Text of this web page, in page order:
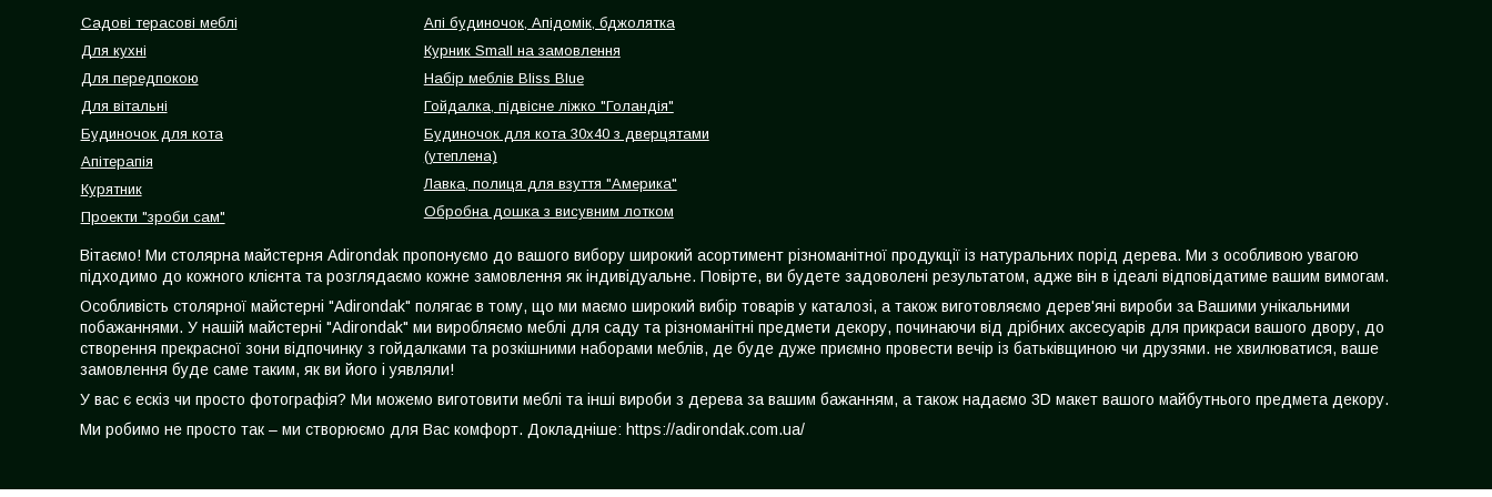
Садові терасові меблі
Для кухні
Для передпокою
Для вітальні
Будиночок для кота
Апітерапія
Курятник
Проекти "зроби сам"
Апі будиночок, Апідомік, бджолятка
Курник Small на замовлення
Набір меблів Bliss Blue
Гойдалка, підвісне ліжко "Голандія"
Будиночок для кота 30х40 з дверцятами
(утеплена)
Лавка, полиця для взуття "Америка"
Обробна дошка з висувним лотком
Вітаємо! Ми столярна майстерня Adirondak пропонуємо до вашого вибору широкий асортимент різноманітної продукції із натуральних порід дерева. Ми з особливою увагою
підходимо до кожного клієнта та розглядаємо кожне замовлення як індивідуальне. Повірте, ви будете задоволені результатом, адже він в ідеалі відповідатиме вашим вимогам.
Особливість столярної майстерні "Adirondak" полягає в тому, що ми маємо широкий вибір товарів у каталозі, а також виготовляємо дерев'яні вироби за Вашими унікальними
побажаннями. У нашій майстерні "Adirondak" ми виробляємо меблі для саду та різноманітні предмети декору, починаючи від дрібних аксесуарів для прикраси вашого двору, до
створення прекрасної зони відпочинку з гойдалками та розкішними наборами меблів, де буде дуже приємно провести вечір із батьківщиною чи друзями. не хвилюватися, ваше
замовлення буде саме таким, як ви його і уявляли!
У вас є ескіз чи просто фотографія? Ми можемо виготовити меблі та інші вироби з дерева за вашим бажанням, а також надаємо 3D макет вашого майбутнього предмета декору.
Ми робимо не просто так – ми створюємо для Вас комфорт. Докладніше: https://adirondak.com.ua/